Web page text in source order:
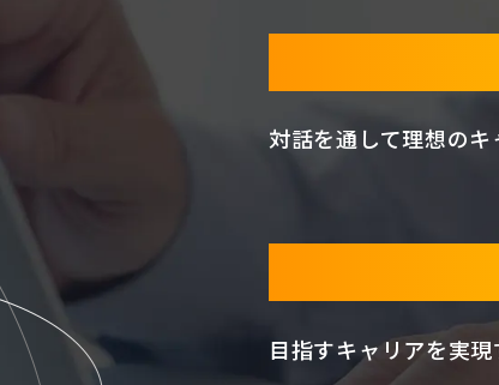
対話を通して理想のキ
目指すキャリアを実